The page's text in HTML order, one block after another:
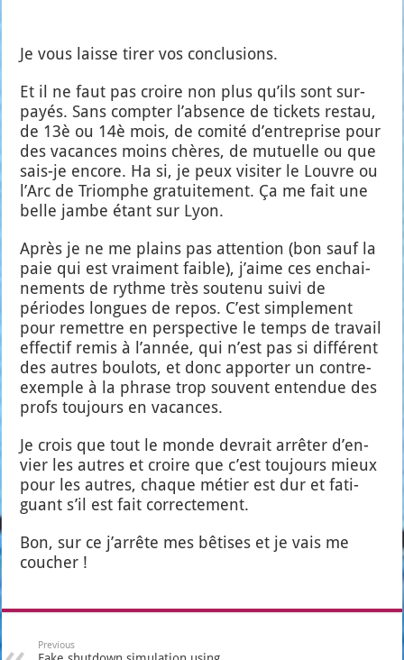
Je vous laisse tirer vos conclu­sions.
Et il ne faut pas croire non plus qu’ils sont sur-
payés. Sans comp­ter l’ab­sence de tickets res­tau,
de 13è ou 14è mois, de comi­té d’en­tre­prise pour
des vacances moins chères, de mutuelle ou que
sais-je encore. Ha si, je peux visi­ter le Louvre ou
l’Arc de Triomphe gra­tui­te­ment. Ça me fait une
belle jambe étant sur Lyon.
Après je ne me plains pas atten­tion (bon sauf la
paie qui est vrai­ment faible), j’aime ces enchai­
ne­ments de rythme très sou­te­nu sui­vi de
périodes longues de repos. C’est sim­ple­ment
pour remettre en pers­pec­tive le temps de tra­vail
effec­tif remis à l’an­née, qui n’est pas si dif­fé­rent
des autres bou­lots, et donc appor­ter un contre-
exemple à la phrase trop sou­vent enten­due des
profs tou­jours en vacances.
Je crois que tout le monde devrait arrê­ter d’en­
vier les autres et croire que c’est tou­jours mieux
pour les autres, chaque métier est dur et fati­
guant s’il est fait cor­rec­te­ment.
Bon, sur ce j’ar­rête mes bêtises et je vais me
cou­cher !
Previous